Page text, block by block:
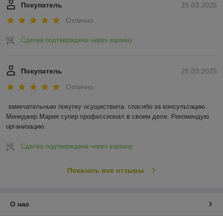
25.03.2025
Покупатель
Отлично
Сделка подтверждена через корзину
25.03.2025
Покупатель
Отлично
замечательныю покупку осуществила. спасибо за консультацию.
Менеджер Мария супер профессионал в своем деле. Рекомендую
организацию.
Сделка подтверждена через корзину
Показать все отзывы
О нас